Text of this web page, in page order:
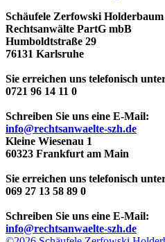
Schäufele Zerfowski Holderbaum
Rechtsanwälte PartG mbB
Humboldtstraße 29
76131 Karlsruhe
Sie erreichen uns telefonisch
0721 96 14 11 0
Schreiben Sie uns eine E-Mail:
info@rechtsanwaelte-szh.de
Kleine Wiesenau 1
60323 Frankfurt am Main
Sie erreichen uns telefonisch
069 27 13 58 89 0
Schreiben Sie uns eine E-Mail:
info@rechtsanwaelte-szh.de